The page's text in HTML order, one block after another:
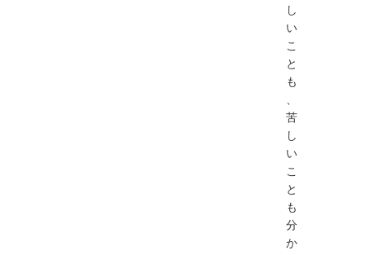
し
い
こ
と
も
、
苦
し
い
こ
と
も
分
か